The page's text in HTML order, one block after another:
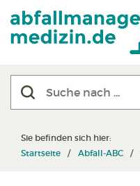
Sie befinden sich hier:
Startseite
Abfall-ABC